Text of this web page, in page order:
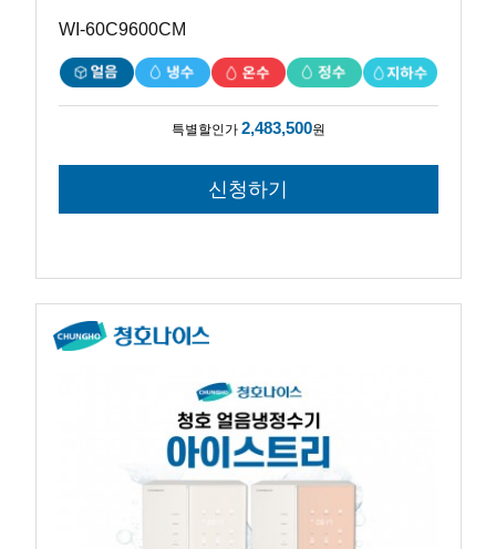
WI-60C9600CM
특별할인가 2,483,500원